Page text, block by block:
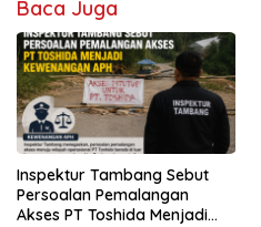
Baca Juga
Inspektur Tambang Sebut
Persoalan Pemalangan
Akses PT Toshida Menjadi